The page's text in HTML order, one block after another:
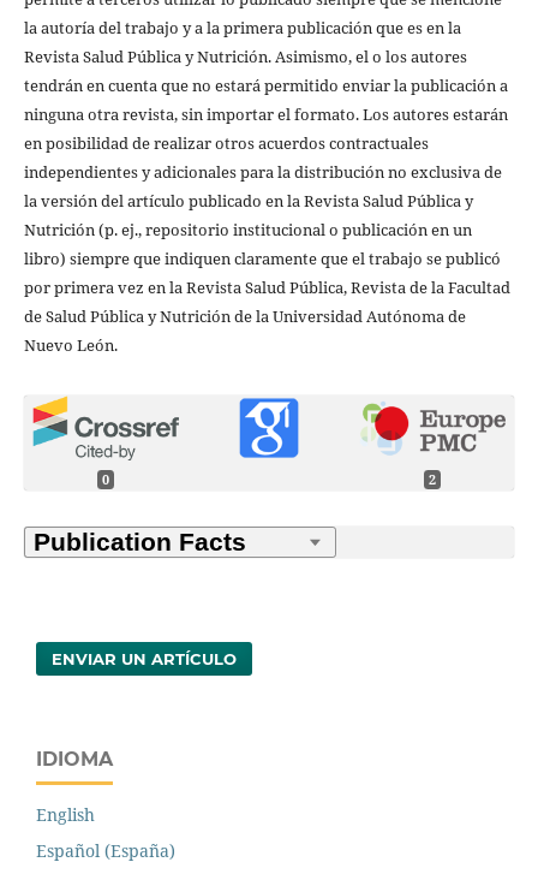
la autoría del trabajo y a la primera publicación que es en la
Revista Salud Pública y Nutrición. Asimismo, el o los autores
tendrán en cuenta que no estará permitido enviar la publicación a
ninguna otra revista, sin importar el formato. Los autores estarán
en posibilidad de realizar otros acuerdos contractuales
independientes y adicionales para la distribución no exclusiva de
la versión del artículo publicado en la Revista Salud Pública y
Nutrición (p. ej., repositorio institucional o publicación en un
libro) siempre que indiquen claramente que el trabajo se publicó
por primera vez en la Revista Salud Pública, Revista de la Facultad
de Salud Pública y Nutrición de la Universidad Autónoma de
Nuevo León.
0 2
ENVIAR UN ARTÍCULO
IDIOMA
English
Español (España)